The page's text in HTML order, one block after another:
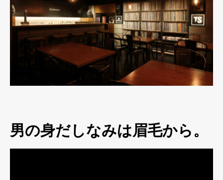
男の身だしなみは眉毛から。